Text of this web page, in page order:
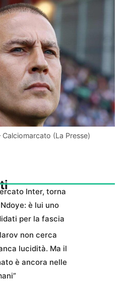
(La Presse)
Inter, torna
è lui uno
per la fascia
non cerca
lucidità. Ma il
è ancora nelle